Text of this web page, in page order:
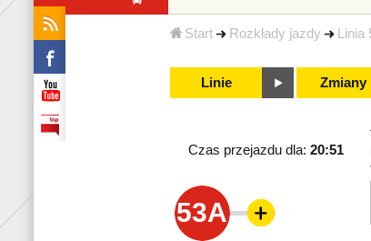
Start Rozkłady jazdy
Linie Zmiany
Czas przejazdu dla: 20:51
53A